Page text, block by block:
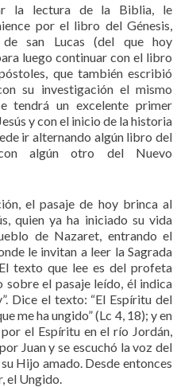
la lectura de la Biblia, le
por el libro del Génesis,
san Lucas (del que hoy
luego continuar con el libro
que también escribió
su investigación el mismo
tendrá un excelente primer
y con el inicio de la historia
ir alternando algún libro del
algún otro del Nuevo
el pasaje de hoy brinca al
quien ya ha iniciado su vida
de Nazaret, entrando el
le invitan a leer la Sagrada
texto que lee es del profeta
sobre el pasaje leído, él indica
Dice el texto: “El Espíritu del
me ha ungido” (Lc 4, 18); y en
el Espíritu en el río Jordán,
Juan y se escuchó la voz del
Hijo amado. Desde entonces
el Ungido.